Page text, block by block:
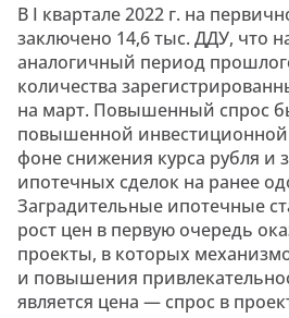
В I квартале 2022 г. на
заключено 14,6 тыс. ДДУ, что
аналогичный период
количества
на март. Повышенный спрос
повышенной инвестиционной
фоне снижения курса рубля и
ипотечных сделок на ранее
Заградительные ипотечные
рост цен в первую очередь
проекты, в которых
и повышения
является цена — спрос в